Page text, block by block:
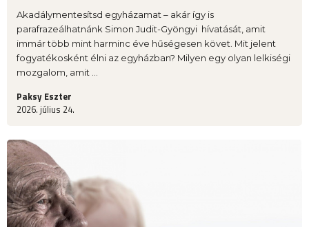
Akadálymentesítsd egyházamat – akár így is
parafrazeálhatnánk Simon Judit-Gyöngyi hívatását, amit
immár több mint harminc éve hűségesen követ. Mit jelent
fogyatékosként élni az egyházban? Milyen egy olyan lelkiségi
mozgalom, amit ...
Paksy Eszter
2026. július 24.